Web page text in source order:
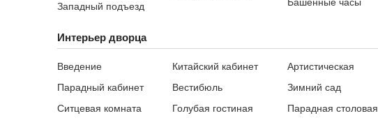
Западный подъезд
Интерьер дворца
Введение
Парадный кабинет
Ситцевая комната
Китайский кабинет
Вестибюль
Голубая гостиная
Артистическая
Зимний сад
Парадная столовая